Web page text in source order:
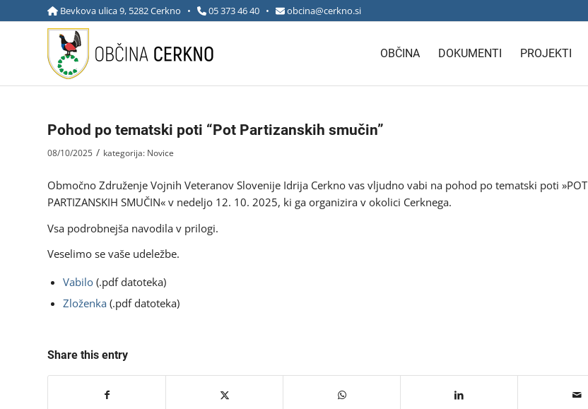
Bevkova ulica 9, 5282 Cerkno • 05 373 46 40• obcina@cerkno.si
OBČINA DOKUMENTI PROJEKTI
Pohod po tematski poti “Pot Partizanskih smučin”
08/10/2025 / kategorija: Novice
Območno Združenje Vojnih Veteranov Slovenije Idrija Cerkno vas vljudno vabi na pohod po tematski poti »POT
PARTIZANSKIH SMUČIN« v nedeljo 12. 10. 2025, ki ga organizira v okolici Cerknega.
Vsa podrobnejša navodila v prilogi.
Veselimo se vaše udeležbe.
Vabilo (.pdf datoteka)
Zloženka (.pdf datoteka)
Share this entry